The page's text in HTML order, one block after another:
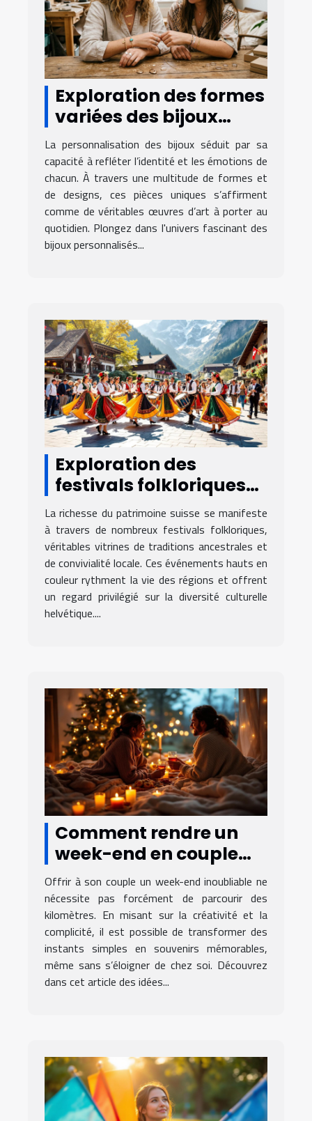
Exploration des formes
variées des bijoux
personnalisés
La personnalisation des bijoux séduit par sa
capacité à refléter l’identité et les émotions de
chacun. À travers une multitude de formes et
de designs, ces pièces uniques s’affirment
comme de véritables œuvres d’art à porter au
quotidien. Plongez dans l'univers fascinant des
bijoux personnalisés...
Exploration des
festivals folkloriques
suisses et leur
influence sur la culture
locale
La richesse du patrimoine suisse se manifeste
à travers de nombreux festivals folkloriques,
véritables vitrines de traditions ancestrales et
de convivialité locale. Ces événements hauts en
couleur rythment la vie des régions et offrent
un regard privilégié sur la diversité culturelle
helvétique....
Comment rendre un
week-end en couple
inoubliable sans
voyager loin ?
Offrir à son couple un week-end inoubliable ne
nécessite pas forcément de parcourir des
kilomètres. En misant sur la créativité et la
complicité, il est possible de transformer des
instants simples en souvenirs mémorables,
même sans s’éloigner de chez soi. Découvrez
dans cet article des idées...